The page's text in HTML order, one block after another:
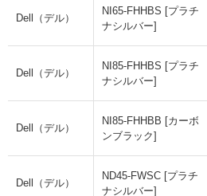
Dell（デル）
NI65-FHHBS [プラチ
ナシルバー]
Dell（デル）
NI85-FHHBS [プラチ
ナシルバー]
Dell（デル）
NI85-FHHBB [カーボ
ンブラック]
Dell（デル）
ND45-FWSC [プラチ
ナシルバー]